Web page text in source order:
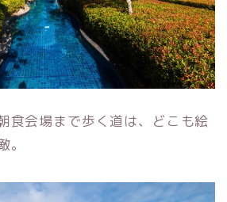
食会場まで歩く道は、どこも絵